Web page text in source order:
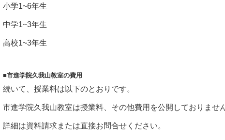
小学1~6年生
中学1~3年生
高校1~3年生
■市進学院久我山教室の費用
続いて、授業料は以下のとおりです。
市進学院久我山教室は授業料、その他費用を公開しておりません
詳細は資料請求または直接お問合せください。